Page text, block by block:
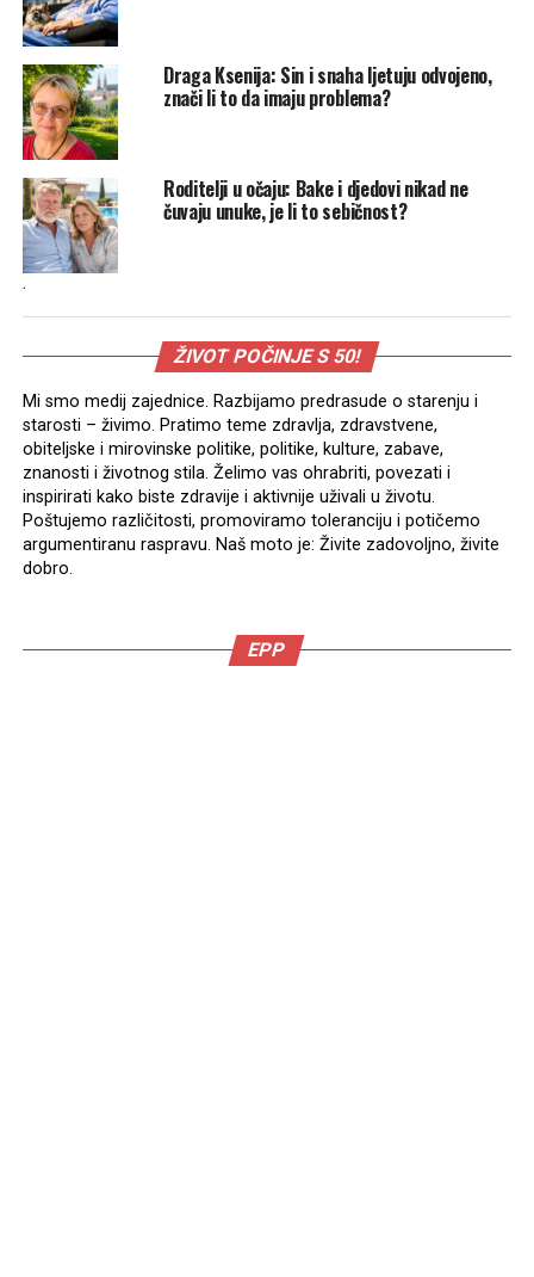
Draga Ksenija: Sin i snaha ljetuju odvojeno,
znači li to da imaju problema?
Roditelji u očaju: Bake i djedovi nikad ne
čuvaju unuke, je li to sebičnost?
.
ŽIVOT POČINJE S 50!
Mi smo medij zajednice. Razbijamo predrasude o starenju i
starosti – živimo. Pratimo teme zdravlja, zdravstvene,
obiteljske i mirovinske politike, politike, kulture, zabave,
znanosti i životnog stila. Želimo vas ohrabriti, povezati i
inspirirati kako biste zdravije i aktivnije uživali u životu.
Poštujemo različitosti, promoviramo toleranciju i potičemo
argumentiranu raspravu. Naš moto je: Živite zadovoljno, živite
dobro.
EPP